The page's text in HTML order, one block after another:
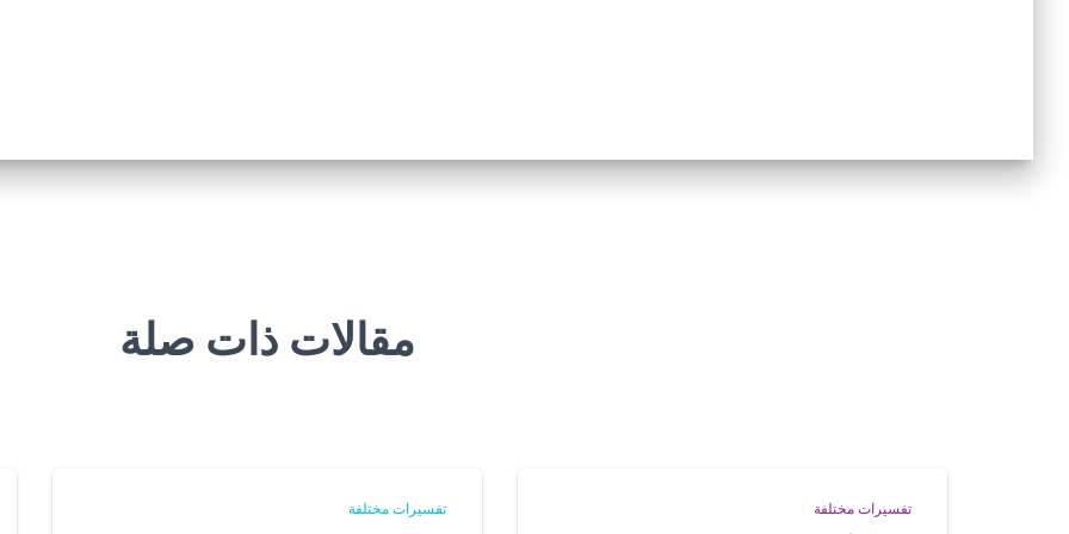
مقالات ذات صلة
تفسيرات مختلفة تفسيرات مختلفة